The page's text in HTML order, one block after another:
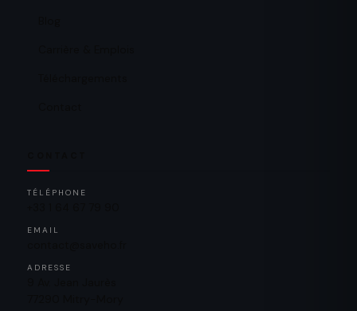
TÉLÉPHONE
EMAIL
ADRESSE